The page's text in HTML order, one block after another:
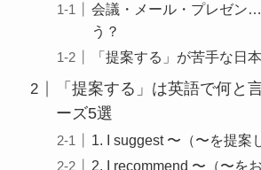
会議・メール・プレゼン
う？
「提案する」が苦手な日
「提案する」は英語で何と
ーズ5選
1. I suggest 〜（〜を提案
2. I recommend 〜（〜を